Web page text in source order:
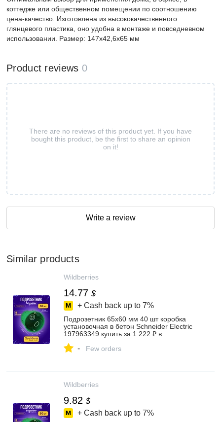
коттедже или общественном помещении по соотношению
цена-качество. Изготовлена из высококачественного
глянцевого пластика, оно удобна в монтаже и повседневном
использовании. Размер: 147х42,6х65 мм
Product reviews 0
There are no reviews of this product yet. If you have
bought this product, be the first to share an opinion
on it!
Write a review
Similar products
Wildberries
14.77 $
+ Cash back up to 7%
Подрозетник 65x60 мм 40 шт коробка
установочная в бетон Schneider Electric
197963349 купить за 1 222 ₽ в
- Few orders
Wildberries
9.82 $
+ Cash back up to 7%